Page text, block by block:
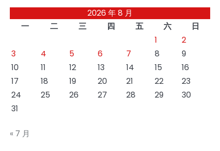
2026 年 8 月
一
二 三 四 五 六
日
1
2
3
4 5 6 7 8
9
10
11 12 13 14 15
16
17
18 19 20 21 22
23
24
25 26 27 28 29
30
31
« 7 月